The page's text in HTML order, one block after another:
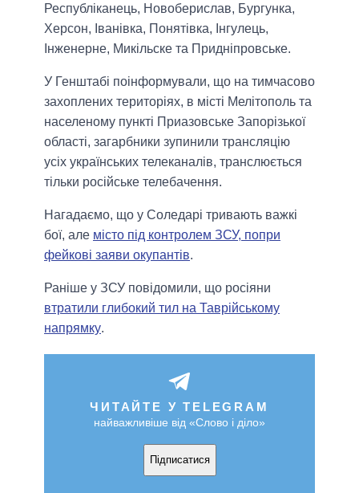
Республіканець, Новоберислав, Бургунка,
Херсон, Іванівка, Понятівка, Інгулець,
Інженерне, Микільске та Придніпровське.
У Генштабі поінформували, що на тимчасово
захоплених територіях, в місті Мелітополь та
населеному пункті Приазовське Запорізької
області, загарбники зупинили трансляцію
усіх українських телеканалів, транслюється
тільки російське телебачення.
Нагадаємо, що у Соледарі тривають важкі
бої, але місто під контролем ЗСУ, попри
фейкові заяви окупантів.
Раніше у ЗСУ повідомили, що росіяни
втратили глибокий тил на Таврійському
напрямку.
ЧИТАЙТЕ У TELEGRAM
найважливіше від «Слово і діло»
Підписатися